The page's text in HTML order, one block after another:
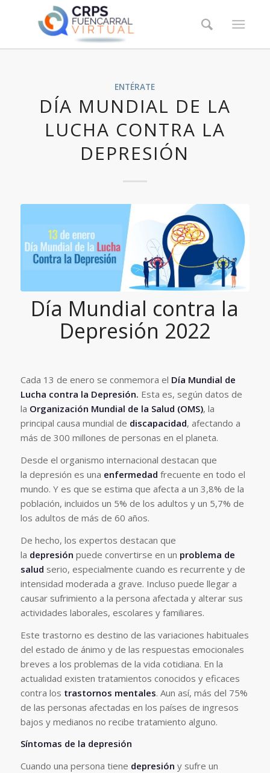
ENTÉRATE
DÍA MUNDIAL DE LA
LUCHA CONTRA LA
DEPRESIÓN
Día Mundial contra la
Depresión 2022
Cada 13 de enero se conmemora el Día Mundial de
Lucha contra la Depresión. Esta es, según datos de
la Organización Mundial de la Salud (OMS), la
principal causa mundial de discapacidad, afectando a
más de 300 millones de personas en el planeta.
Desde el organismo internacional destacan que
la depresión es una enfermedad frecuente en todo el
mundo. Y es que se estima que afecta a un 3,8% de la
población, incluidos un 5% de los adultos y un 5,7% de
los adultos de más de 60 años.
De hecho, los expertos destacan que
la depresión puede convertirse en un problema de
salud serio, especialmente cuando es recurrente y de
intensidad moderada a grave. Incluso puede llegar a
causar sufrimiento a la persona afectada y alterar sus
actividades laborales, escolares y familiares.
Este trastorno es destino de las variaciones habituales
del estado de ánimo y de las respuestas emocionales
breves a los problemas de la vida cotidiana. En la
actualidad existen tratamientos conocidos y eficaces
contra los trastornos mentales. Aun así, más del 75%
de las personas afectadas en los países de ingresos
bajos y medianos no recibe tratamiento alguno.
Síntomas de la depresión
Cuando una persona tiene depresión y sufre un